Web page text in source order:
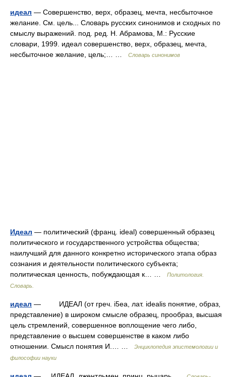
идеал — Совершенство, верх, образец, мечта, несбыточное
желание. См. цель... Словарь русских синонимов и сходных по
смыслу выражений. под. ред. Н. Абрамова, М.: Русские
словари, 1999. идеал совершенство, верх, образец, мечта,
несбыточное желание, цель;… …
Словарь синонимов
Идеал — политический (франц. ideal) совершенный образец
политического и государственного устройства общества;
наилучший для данного конкретно исторического этапа образ
сознания и деятельности политического субъекта;
политическая ценность, побуждающая к… …
Политология.
Словарь.
идеал — ИДЕАЛ (от греч. i5ea, лат. idealis понятие, образ,
представление) в широком смысле образец, прообраз, высшая
цель стремлений, совершенное воплощение чего либо,
представление о высшем совершенстве в каком либо
отношении. Смысл понятия И.… …
Энциклопедия эпистемологии и
философии науки